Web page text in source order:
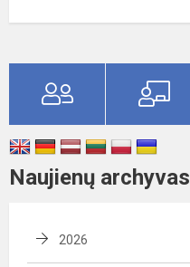
Naujienų archyvas
2026